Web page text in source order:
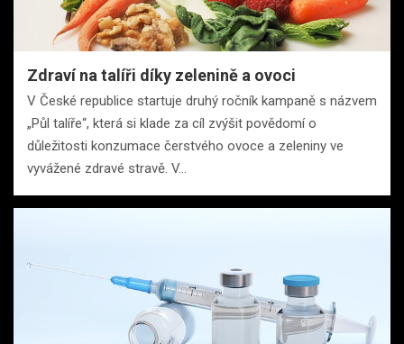
Zdraví na talíři díky zelenině a ovoci
V České republice startuje druhý ročník kampaně s názvem
„Půl talíře“, která si klade za cíl zvýšit povědomí o
důležitosti konzumace čerstvého ovoce a zeleniny ve
vyvážené zdravé stravě. V…